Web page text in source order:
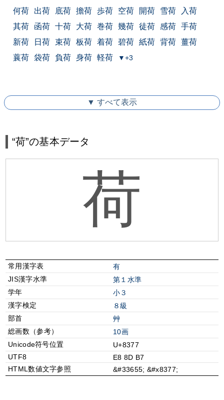
何荷
出荷 底荷 擔荷 歩荷 空荷 開荷 雪荷
入荷
其荷
函荷 十荷 大荷 巻荷 幾荷 徒荷 感荷 手荷
新荷
日荷 束荷 板荷 着荷 碧荷 紙荷 背荷 薑荷
蘘荷 袋荷 負荷 身荷 軽荷 ▼+3
▼ すべて表示
“荷”の基本データ
荷
常用漢字表
有
JIS漢字水準
第１水準
学年
小３
漢字検定
８級
部首
⾋
総画数（参考）
10画
Unicode符号位置
U+8377
UTF8
E8 8D B7
HTML数値文字参照
&#33655; &#x8377;